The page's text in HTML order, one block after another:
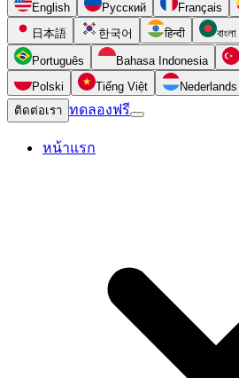
English Русский Français
日本語
한국어 हिन्दी বাংলা
Português Bahasa Indonesia
Polski
Tiếng Việt Nederlands
ติดต่อเรา ทดลองฟรี
หน้าแรก